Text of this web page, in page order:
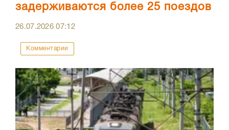
задерживаются более 25 поездов
26.07.202607:12
Комментарии